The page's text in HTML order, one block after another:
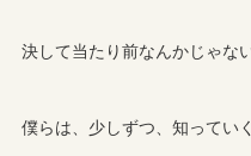
決して当たり前なんかじゃな
僕らは、少しずつ、知っていく